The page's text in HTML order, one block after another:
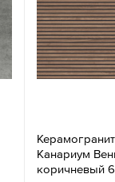
Канариум
коричневый